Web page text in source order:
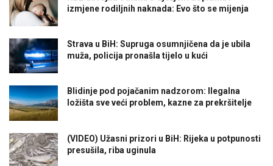
izmjene rodiljnih naknada: Evo što se mijenja
Strava u BiH: Supruga osumnjičena da je ubila
muža, policija pronašla tijelo u kući
Blidinje pod pojačanim nadzorom: Ilegalna
ložišta sve veći problem, kazne za prekršitelje
(VIDEO) Užasni prizori u BiH: Rijeka u potpunosti
presušila, riba uginula